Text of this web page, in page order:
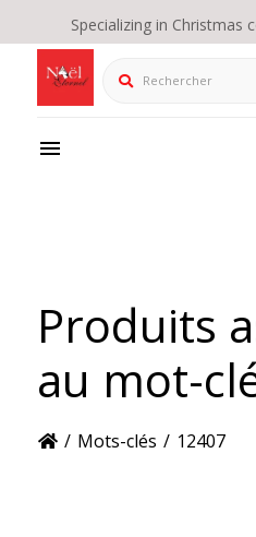
Specializing in Christmas
Rechercher
Produits
au mot-
/ Mots-clés / 12407